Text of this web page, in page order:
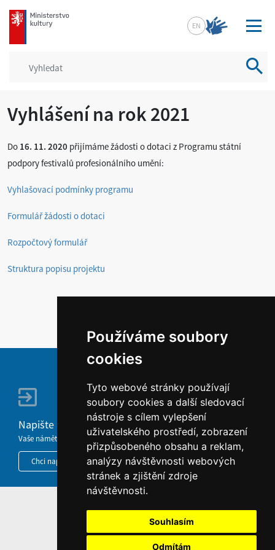
Používáme soubory
cookies
Tyto webové stránky používají
soubory cookies a další sledovací
nástroje s cílem vylepšení
uživatelského prostředí, zobrazení
přizpůsobeného obsahu a reklam,
analýzy návštěvnosti webových
stránek a zjištění zdroje
návštěvnosti.
Souhlasím
Odmítám
mkcr.cz
EN
Vyhlášení na rok 2021
Do 16. 11. 2020 přijímáme žádosti o dotaci z Programu státní
podpory festivalů profesionálního umění:
Vyhlašovací podmínky programu
Formulář žádosti o dotaci
Rozpočtový formulář
Struktura popisu projektu
Napište nám
Vaše náměty, komentáře, připomínky a dotazy nezůstanou bez odezvy.
Chci napsat MKČR
HOME